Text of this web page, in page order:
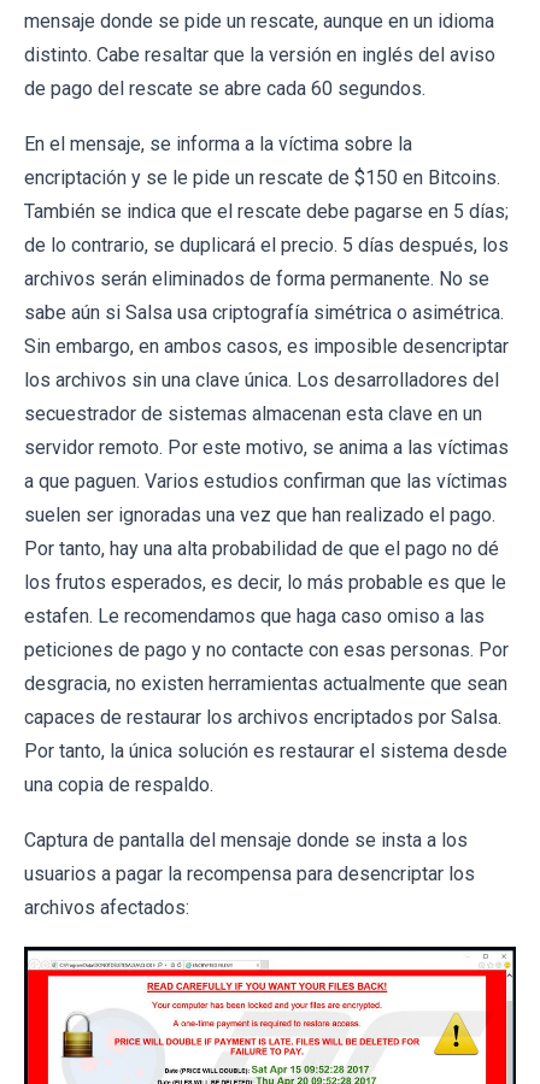
mensaje donde se pide un rescate, aunque en un idioma
distinto. Cabe resaltar que la versión en inglés del aviso
de pago del rescate se abre cada 60 segundos.
En el mensaje, se informa a la víctima sobre la
encriptación y se le pide un rescate de $150 en Bitcoins.
También se indica que el rescate debe pagarse en 5 días;
de lo contrario, se duplicará el precio. 5 días después, los
archivos serán eliminados de forma permanente. No se
sabe aún si Salsa usa criptografía simétrica o asimétrica.
Sin embargo, en ambos casos, es imposible desencriptar
los archivos sin una clave única. Los desarrolladores del
secuestrador de sistemas almacenan esta clave en un
servidor remoto. Por este motivo, se anima a las víctimas
a que paguen. Varios estudios confirman que las víctimas
suelen ser ignoradas una vez que han realizado el pago.
Por tanto, hay una alta probabilidad de que el pago no dé
los frutos esperados, es decir, lo más probable es que le
estafen. Le recomendamos que haga caso omiso a las
peticiones de pago y no contacte con esas personas. Por
desgracia, no existen herramientas actualmente que sean
capaces de restaurar los archivos encriptados por Salsa.
Por tanto, la única solución es restaurar el sistema desde
una copia de respaldo.
Captura de pantalla del mensaje donde se insta a los
usuarios a pagar la recompensa para desencriptar los
archivos afectados: